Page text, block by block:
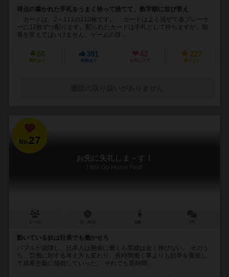
得点の書かれた手札をうまく拾って捨てて、数字順に並び替え
カードは、2～111の110枚です。 カードはよく混ぜて各プレーヤ
ーに12枚ずつ配ります。配られたカードは手札として持ちますが、順
番を変えてはいけません。ゲームの目...
56
興味あり
391
経験あり
43
お気に入り
227
持ってる
No.27
お先に失礼しま～す！
I Will Go Home First!
動いている奴は社長でも働かせろ
バブルが崩壊し、日本人は懸命に働くも業績は全く伸びない。 そのう
ち、労働に対する考え方も変わり、長時間働く事よりも効率を重視し
て成果主義に傾倒していった。 それでも長時間...